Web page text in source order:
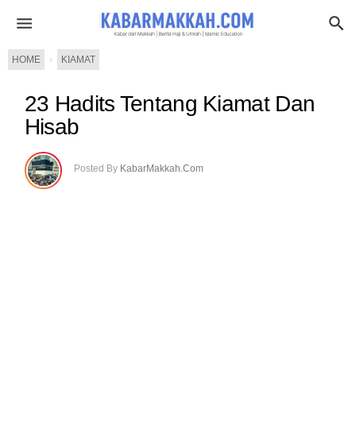
HOME › KIAMAT
23 Hadits Tentang Kiamat Dan
Hisab
Posted By KabarMakkah.Com